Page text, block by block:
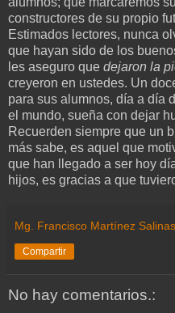
constructores de su propio
Estimados lectores, nunca
que hayan sido de los
les aseguro que dejaron la
creyeron en ustedes. Un
para sus alumnos, día a día
el mundo, sueña con dejar
Recuerden siempre que un
más sabe, es aquel que
que han llegado a ser hoy
hijos, es gracias a que
Mg. Francisco Martínez Salinas
Compartir
No hay comentarios.: